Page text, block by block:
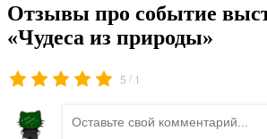
Отзывы про событие
«Чудеса из природы»
5 / 1